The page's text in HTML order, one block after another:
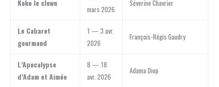
Koko le clown
mars 2026
Séverine Chavrier
Le Cabaret
gourmand
1 — 3 avr.
2026
François-Régis Gaudry
L’Apocalypse
d’Adam et Aimée
8 — 18
avr. 2026
Adama Diop